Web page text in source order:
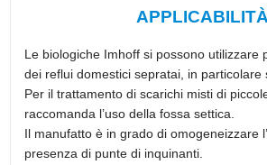
APPLICABILITÀ
Le biologiche Imhoff si possono utilizzare
dei reflui domestici sepratai, in particolare
Per il trattamento di scarichi misti di
raccomanda l’uso della fossa settica.
Il manufatto è in grado di omogeneizzare
presenza di punte di inquinanti.